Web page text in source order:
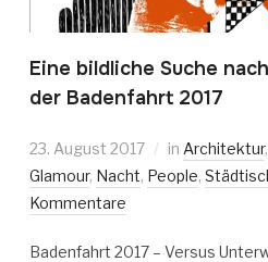
Eine bildliche Suche
der Badenfahrt 2017
23. August 2017 in Architektur,
Glamour, Nacht, People,
Kommentare
Badenfahrt 2017 – Versus